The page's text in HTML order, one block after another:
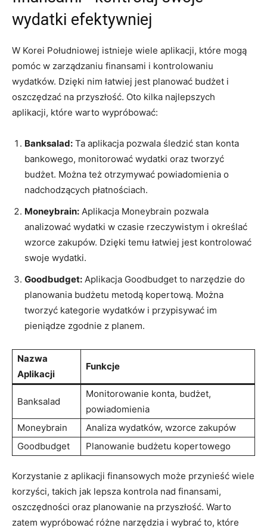
wydatki efektywniej
W Korei Południowej istnieje wiele aplikacji,⁣ które mogą‍
pomóc w zarządzaniu finansami i kontrolowaniu
‌wydatków. ⁤Dzięki nim łatwiej jest planować ⁣budżet i
‍oszczędzać‍ na​ przyszłość. Oto​ kilka ‍najlepszych
aplikacji, które warto wypróbować:
Banksalad: Ta aplikacja pozwala śledzić​ stan ​konta
bankowego, monitorować wydatki ⁣oraz tworzyć
⁤budżet. ⁢Można⁣ też otrzymywać powiadomienia o
nadchodzących ‌płatnościach.
Moneybrain: ‌Aplikacja Moneybrain​ pozwala
analizować wydatki w czasie rzeczywistym i ⁣określać
wzorce⁣ zakupów. Dzięki temu łatwiej jest kontrolować
swoje wydatki.
Goodbudget: ‍Aplikacja Goodbudget to narzędzie do
planowania budżetu metodą kopertową. Można
⁤tworzyć kategorie‍ wydatków‌ i przypisywać im
pieniądze ⁤zgodnie z planem.
Nazwa
⁣Aplikacji
Funkcje
Banksalad
Monitorowanie ⁤konta, ‍budżet,
powiadomienia
Moneybrain
Analiza wydatków, wzorce zakupów
Goodbudget
Planowanie budżetu kopertowego
Korzystanie⁣ z aplikacji finansowych ​może przynieść wiele
korzyści, ⁣takich jak lepsza kontrola​ nad finansami,
oszczędności oraz⁣ planowanie na ⁢przyszłość. Warto
⁢zatem wypróbować ‌różne ⁢narzędzia⁢ i ‍wybrać to, które